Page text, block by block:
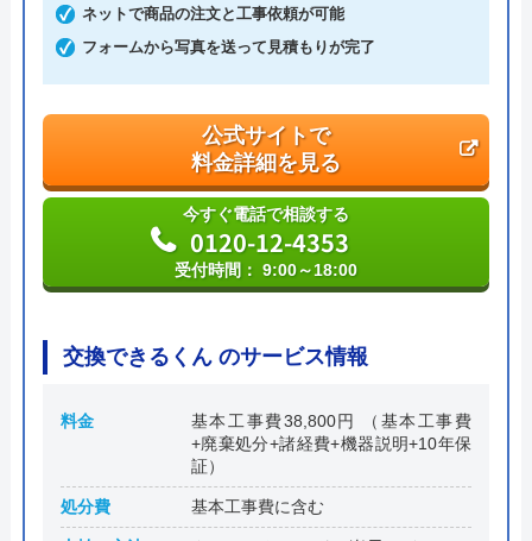
ネットで商品の注文と工事依頼が可能
フォームから写真を送って見積もりが完了
公式サイトで
料金詳細を見る
今すぐ電話で相談する
0120-12-4353
受付時間： 9:00～18:00
交換できるくん のサービス情報
料金
基本工事費38,800円 （基本工事費
+廃棄処分+諸経費+機器説明+10年保
証）
処分費 基本工事費に含む